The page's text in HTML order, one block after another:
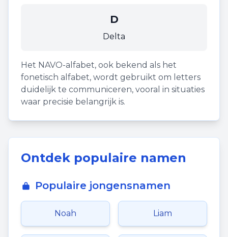
D
Delta
Het NAVO-alfabet, ook bekend als het
fonetisch alfabet, wordt gebruikt om letters
duidelijk te communiceren, vooral in situaties
waar precisie belangrijk is.
Ontdek populaire namen
Populaire jongensnamen
Noah Liam